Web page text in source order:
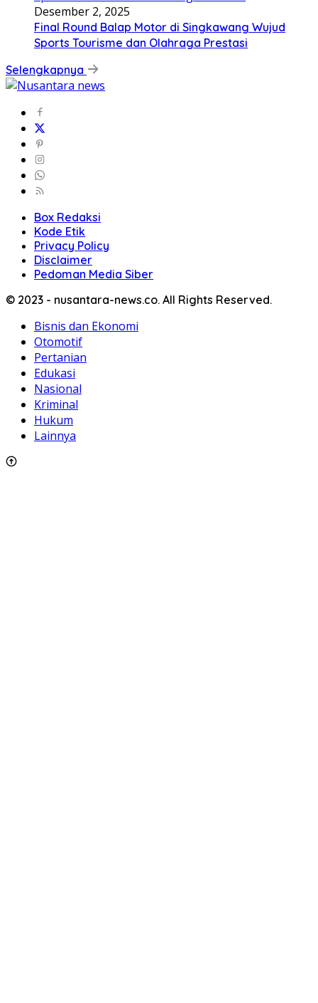
Desember 2, 2025
Final Round Balap Motor di Singkawang Wujud
Sports Tourisme dan Olahraga Prestasi
Selengkapnya
Box Redaksi
Kode Etik
Privacy Policy
Disclaimer
Pedoman Media Siber
© 2023 - nusantara-news.co. All Rights Reserved.
Bisnis dan Ekonomi
Otomotif
Pertanian
Edukasi
Nasional
Kriminal
Hukum
Lainnya